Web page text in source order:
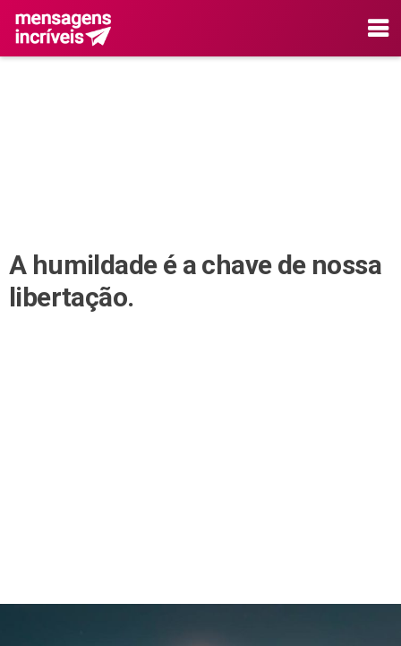
A humildade é a chave de nossa
libertação.